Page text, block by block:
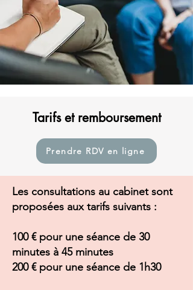
Tarifs et remboursement
Prendre RDV en ligne
Les consultations au cabinet sont
proposées aux tarifs suivants :
100 € pour une séance de 30
minutes à 45 minutes
200 € pour une séance de 1h30